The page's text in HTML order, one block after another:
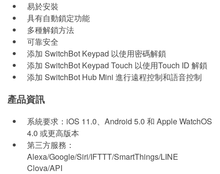
易於安裝
具有自動鎖定功能
多種解鎖方法
可靠安全
添加 SwitchBot Keypad 以使用密碼解鎖
添加 SwitchBot Keypad Touch 以使用Touch ID 解鎖
添加 SwitchBot Hub Mini 進行遠程控制和語音控制
產品資訊
系統要求：iOS 11.0、Android 5.0 和 Apple WatchOS
4.0 或更高版本
第三方服務：
Alexa/Google/Siri/IFTTT/SmartThings/LINE
Clova/API